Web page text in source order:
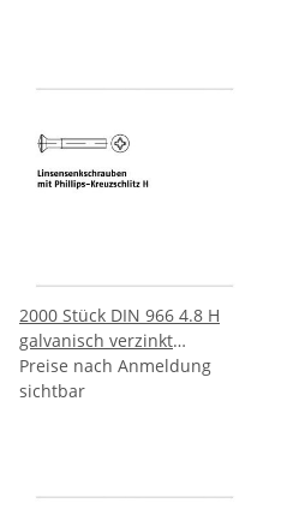
2000 Stück DIN 966 4.8 H
galvanisch verzinkt
Linsenkopfschrauben mit
Phillips Kreuzschlitz H M3x8
Preise nach Anmeldung
sichtbar